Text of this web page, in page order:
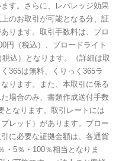
す。さらに、レバレッジ効果
のお取引が可能となる分、証
ります。取引手数料は、ブロ
円（税込）、ブロードライト
込）となります。（詳細は取
365は無料、くりっく365ラ
ります。また、本取引に係る
場合のみ、書類作成送付手数
となります。取引レートには
レッド）があります。ブロー
に必要な証拠金額は、各通貨
・5％・100％相当となりま